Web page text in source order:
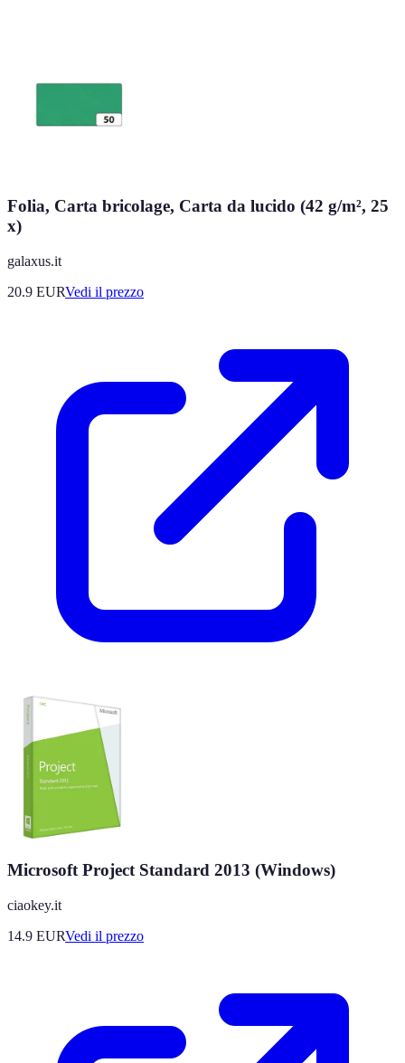
Folia, Carta bricolage, Carta da lucido (42 g/m², 25
x)
galaxus.it
20.9 EURVedi il prezzo
Microsoft Project Standard 2013 (Windows)
ciaokey.it
14.9 EURVedi il prezzo